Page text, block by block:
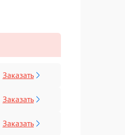
Заказать
Заказать
Заказать